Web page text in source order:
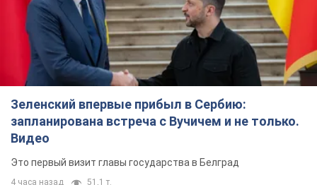
Зеленский впервые прибыл в Сербию:
запланирована встреча с Вучичем и не только.
Видео
Это первый визит главы государства в Белград
4 часа назад 51,1 т.